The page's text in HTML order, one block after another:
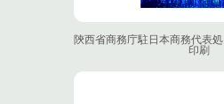
陝西省商務庁駐日本商務代表
印刷